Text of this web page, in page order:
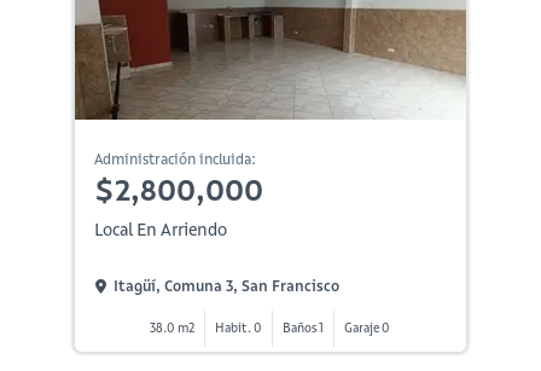
Administración incluida:
$2,800,000
Local En Arriendo
Itagüí, Comuna 3, San Francisco
38.0 m2 Habit. 0 Baños 1 Garaje 0